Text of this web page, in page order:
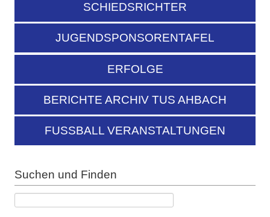
SCHIEDSRICHTER
JUGENDSPONSORENTAFEL
ERFOLGE
BERICHTE ARCHIV TUS AHBACH
FUSSBALL VERANSTALTUNGEN
Suchen und Finden